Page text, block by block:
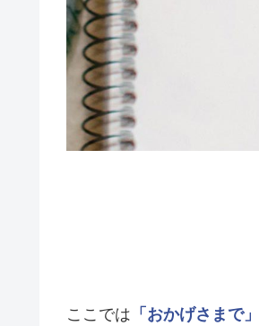
ここでは 「おかげさまで」